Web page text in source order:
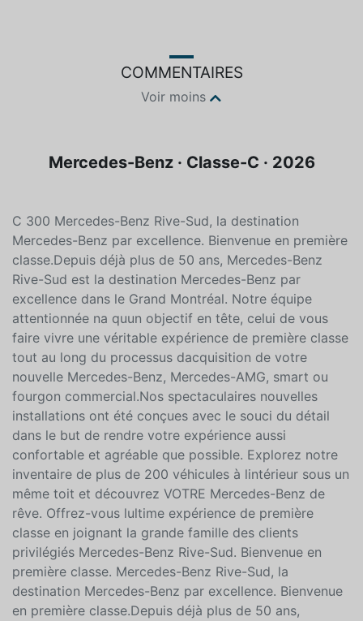
COMMENTAIRES
Voir moins
Mercedes-Benz · Classe-C · 2026
C 300 Mercedes-Benz Rive-Sud, la destination
Mercedes-Benz par excellence. Bienvenue en première
classe.Depuis déjà plus de 50 ans, Mercedes-Benz
Rive-Sud est la destination Mercedes-Benz par
excellence dans le Grand Montréal. Notre équipe
attentionnée na quun objectif en tête, celui de vous
faire vivre une véritable expérience de première classe
tout au long du processus dacquisition de votre
nouvelle Mercedes-Benz, Mercedes-AMG, smart ou
fourgon commercial.Nos spectaculaires nouvelles
installations ont été conçues avec le souci du détail
dans le but de rendre votre expérience aussi
confortable et agréable que possible. Explorez notre
inventaire de plus de 200 véhicules à lintérieur sous un
même toit et découvrez VOTRE Mercedes-Benz de
rêve. Offrez-vous lultime expérience de première
classe en joignant la grande famille des clients
privilégiés Mercedes-Benz Rive-Sud. Bienvenue en
première classe. Mercedes-Benz Rive-Sud, la
destination Mercedes-Benz par excellence. Bienvenue
en première classe.Depuis déjà plus de 50 ans,